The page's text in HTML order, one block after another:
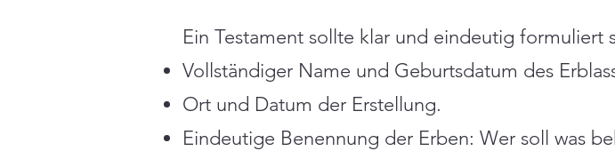
Ein Testament sollte klar und eindeutig formuliert
Vollständiger Name und Geburtsdatum des
Ort und Datum der Erstellung.
Eindeutige Benennung der Erben: Wer soll was